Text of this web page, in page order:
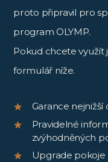
proto připravil pro
program OLYMP.
Pokud chcete využít
formulář níže.
Garance nejnižší
Pravidelné
zvýhodněných
Upgrade